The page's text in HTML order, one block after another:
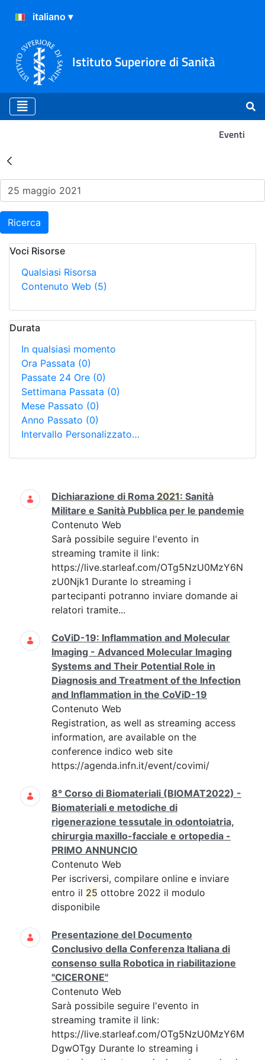
Istituto Superiore di Sanità
Eventi
Risultati della Ricerca -
Ricerca
Voci Risorse
Qualsiasi Risorsa
Contenuto Web (5)
Durata
In qualsiasi momento
Ora Passata (0)
Passate 24 Ore (0)
Settimana Passata (0)
Mese Passato (0)
Anno Passato (0)
Intervallo Personalizzato…
Ricerca
Dichiarazione di Roma 2021: Sanità
Militare e Sanità Pubblica per le pandemie
Contenuto Web
Sarà possibile seguire l'evento in
streaming tramite il link:
https://live.starleaf.com/OTg5NzU0MzY6N
zU0Njk1 Durante lo streaming i
partecipanti potranno inviare domande ai
relatori tramite...
CoViD-19: Inflammation and Molecular
Imaging - Advanced Molecular Imaging
Systems and Their Potential Role in
Diagnosis and Treatment of the Infection
and Inflammation in the CoViD-19
Contenuto Web
Registration, as well as streaming access
information, are available on the
conference indico web site
https://agenda.infn.it/event/covimi/
8° Corso di Biomateriali (BIOMAT2022) -
Biomateriali e metodiche di
rigenerazione tessutale in odontoiatria,
chirurgia maxillo-facciale e ortopedia -
PRIMO ANNUNCIO
Contenuto Web
Per iscriversi, compilare online e inviare
entro il 25 ottobre 2022 il modulo
disponibile
Presentazione del Documento
Conclusivo della Conferenza Italiana di
consenso sulla Robotica in riabilitazione
"CICERONE"
Contenuto Web
Sarà possibile seguire l'evento in
streaming tramite il link:
https://live.starleaf.com/OTg5NzU0MzY6M
DgwOTgy Durante lo streaming i